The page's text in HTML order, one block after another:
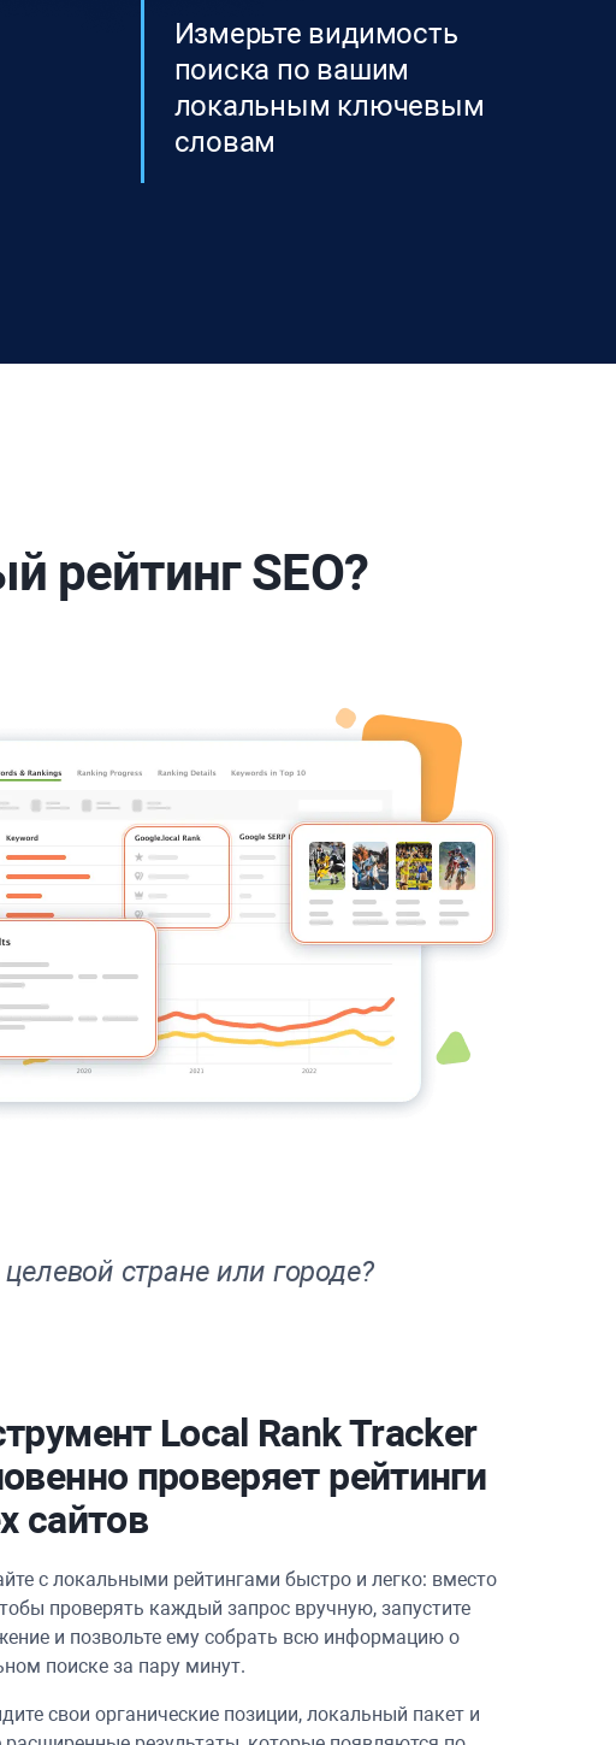
Измерьте видимость
поиска по вашим
локальным ключевым
словам
рейтинг SEO?
стране или городе?
Local Rank Tracker
проверяет рейтинги
сайтов
с локальными рейтингами быстро и легко: вместо
проверять каждый запрос вручную, запустите
и позвольте ему собрать всю информацию о
поиске за пару минут.
свои органические позиции, локальный пакет и